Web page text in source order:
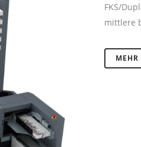
FKS/
mittlere
MEHR